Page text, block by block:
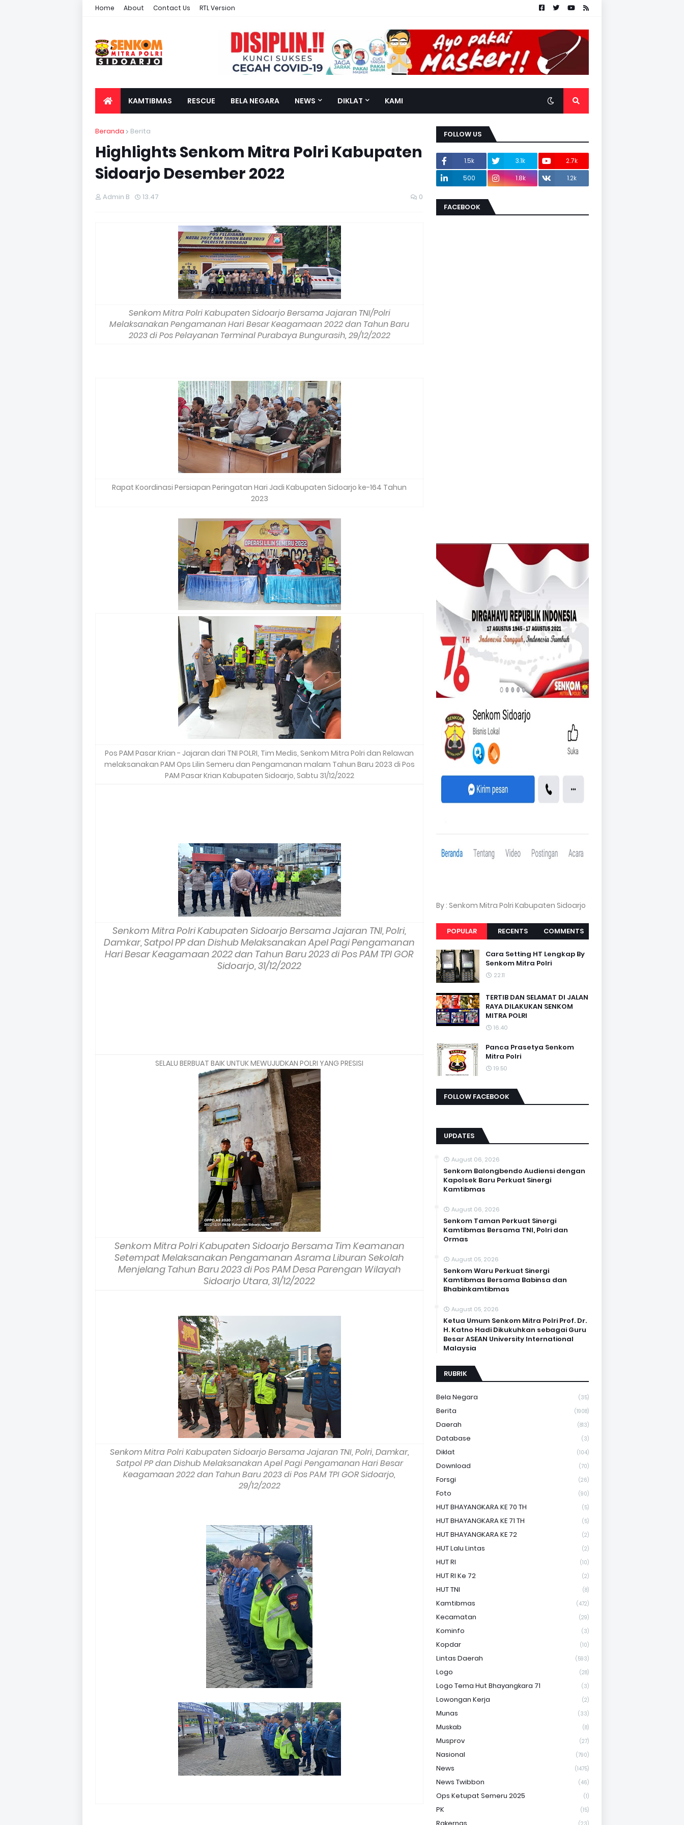
Home About Contact Us RTL Version
KAMTIBMAS RESCUE BELA NEGARA NEWS DIKLAT KAMI
Beranda Berita
Highlights Senkom Mitra Polri Kabupaten
Sidoarjo Desember 2022
Admin B 13.47 0
Senkom Mitra Polri Kabupaten Sidoarjo Bersama Jajaran TNI/Polri
Melaksanakan Pengamanan Hari Besar Keagamaan 2022 dan Tahun Baru
2023 di Pos Pelayanan Terminal Purabaya Bungurasih, 29/12/2022
Rapat Koordinasi Persiapan Peringatan Hari Jadi Kabupaten Sidoarjo ke-164 Tahun
2023
Pos PAM Pasar Krian - Jajaran dari TNI POLRI, Tim Medis, Senkom Mitra Polri dan Relawan
melaksanakan PAM Ops Lilin Semeru dan Pengamanan malam Tahun Baru 2023 di Pos
PAM Pasar Krian Kabupaten Sidoarjo, Sabtu 31/12/2022
Senkom Mitra Polri Kabupaten Sidoarjo Bersama Jajaran TNI, Polri,
Damkar, Satpol PP dan Dishub Melaksanakan Apel Pagi Pengamanan
Hari Besar Keagamaan 2022 dan Tahun Baru 2023 di Pos PAM TPI GOR
Sidoarjo, 31/12/2022
SELALU BERBUAT BAIK UNTUK MEWUJUDKAN POLRI YANG PRESISI
Senkom Mitra Polri Kabupaten Sidoarjo Bersama Tim Keamanan
Setempat Melaksanakan Pengamanan Asrama Liburan Sekolah
Menjelang Tahun Baru 2023 di Pos PAM Desa Parengan Wilayah
Sidoarjo Utara, 31/12/2022
Senkom Mitra Polri Kabupaten Sidoarjo Bersama Jajaran TNI, Polri, Damkar,
Satpol PP dan Dishub Melaksanakan Apel Pagi Pengamanan Hari Besar
Keagamaan 2022 dan Tahun Baru 2023 di Pos PAM TPI GOR Sidoarjo,
29/12/2022
FOLLOW US
1.5k 3.1k
2.7k
500
1.8k 1.2k
FACEBOOK
By : Senkom Mitra Polri Kabupaten Sidoarjo
POPULAR RECENTS COMMENTS
Cara Setting HT Lengkap By
Senkom Mitra Polri
22.11
TERTIB DAN SELAMAT DI JALAN
RAYA DILAKUKAN SENKOM
MITRA POLRI
16.40
Panca Prasetya Senkom
Mitra Polri
19.50
FOLLOW FACEBOOK
UPDATES
August 06, 2026
Senkom Balongbendo Audiensi dengan
Kapolsek Baru Perkuat Sinergi
Kamtibmas
August 06, 2026
Senkom Taman Perkuat Sinergi
Kamtibmas Bersama TNI, Polri dan
Ormas
August 05, 2026
Senkom Waru Perkuat Sinergi
Kamtibmas Bersama Babinsa dan
Bhabinkamtibmas
August 05, 2026
Ketua Umum Senkom Mitra Polri Prof. Dr.
H. Katno Hadi Dikukuhkan sebagai Guru
Besar ASEAN University International
Malaysia
RUBRIK
Bela Negara (35)
Berita (1908)
Daerah (813)
Database (3)
Diklat (104)
Download (70)
Forsgi (26)
Foto (90)
HUT BHAYANGKARA KE 70 TH (5)
HUT BHAYANGKARA KE 71 TH (5)
HUT BHAYANGKARA KE 72 (2)
HUT Lalu Lintas (2)
HUT RI (10)
HUT RI Ke 72 (2)
HUT TNI (8)
Kamtibmas (472)
Kecamatan (29)
Kominfo (3)
Kopdar (10)
Lintas Daerah (593)
Logo (28)
Logo Tema Hut Bhayangkara 71 (3)
Lowongan Kerja (2)
Munas (33)
Muskab (8)
Musprov (27)
Nasional (790)
News (1475)
News Twibbon (46)
Ops Ketupat Semeru 2025 (1)
PK (15)